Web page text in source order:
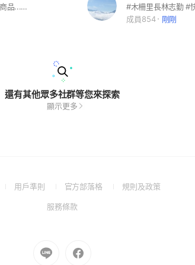
想跟團住宿券/書包/生活用品/家電商品...加入此群組就不會漏接訊息唷！
#木柵里長林志勤 #
成員854
剛剛
還有其他眾多社群等您來探索
顯示更多
(Open用戶準則
(Open
a
官方部落格
(Open規則及政策(Open
服務條款(Open
window)
Go
to
Go
to